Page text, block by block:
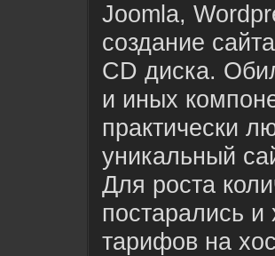
Joomla,
создание
CD диска.
и иных
практически
уникальный
Для роста
постарались
тарифов на